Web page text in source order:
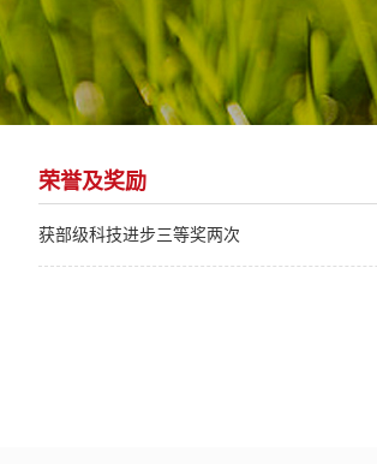
荣誉及奖励
获部级科技进步三等奖两次